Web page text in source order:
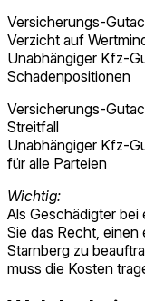
Versicherungs-
Verzicht auf
Unabhängiger Kfz-
Schadenpositionen
Versicherungs-
Streitfall
Unabhängiger Kfz-
für alle Parteien
Wichtig:
Als Geschädigter
Sie das Recht,
Starnberg zu
muss die Kosten